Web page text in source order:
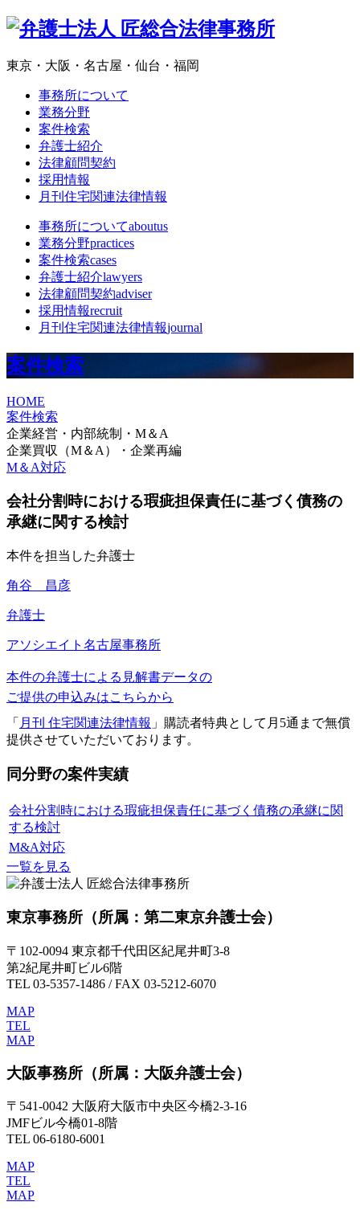
東京・大阪・名古屋・仙台・福岡
事務所について
業務分野
案件検索
弁護士紹介
法律顧問契約
採用情報
月刊住宅関連法律情報
事務所についてaboutus
業務分野practices
案件検索cases
弁護士紹介lawyers
法律顧問契約adviser
採用情報recruit
月刊住宅関連法律情報journal
案件検索
HOME
案件検索
企業経営・内部統制・M＆A
企業買収（M＆A）・企業再編
M＆A対応
会社分割時における瑕疵担保責任に基づく債務の
承継に関する検討
本件を担当した弁護士
角谷 昌彦
弁護士
アソシエイト 名古屋事務所
本件の弁護士による見解書データの
ご提供の申込みはこちらから
「 月刊 住宅関連法律情報 」購読者特典として月5通まで無償
提供させていただいております。
同分野の案件実績
会社分割時における瑕疵担保責任に基づく債務の承継に関
する検討
M&A対応
一覧を見る
東京事務所 （所属：第二東京弁護士会）
〒102-0094 東京都千代田区紀尾井町3-8
第2紀尾井町ビル6階
TEL 03-5357-1486 / FAX 03-5212-6070
MAP
TEL
MAP
大阪事務所 （所属：大阪弁護士会）
〒541-0042 大阪府大阪市中央区今橋2-3-16
JMFビル今橋01-8階
TEL 06-6180-6001
MAP
TEL
MAP